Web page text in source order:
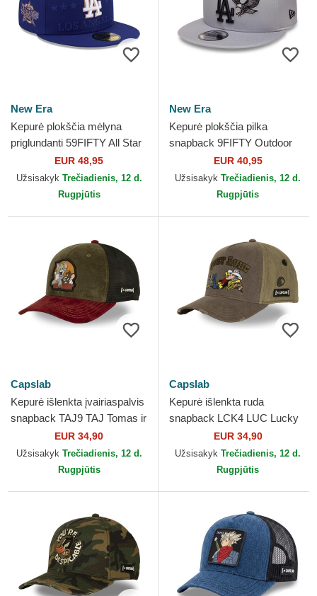
New Era
Kepurė plokščia mėlyna
priglundanti 59FIFTY All Star
Game Los Angeles Dodgers
MLB New Era
EUR 48,95
Užsisakyk Trečiadienis, 12 d.
Rugpjūtis
New Era
Kepurė plokščia pilka
snapback 9FIFTY Outdoor
Icon Los Angeles Dodgers
MLB New Era
EUR 40,95
Užsisakyk Trečiadienis, 12 d.
Rugpjūtis
Capslab
Kepurė išlenkta įvairiaspalvis
snapback TAJ9 TAJ Tomas ir
Džeris Looney Tunes
Capslab
EUR 34,90
Užsisakyk Trečiadienis, 12 d.
Rugpjūtis
Capslab
Kepurė išlenkta ruda
snapback LCK4 LUC Lucky
Luke CapslabEUR 34,90
Užsisakyk Trečiadienis, 12 d.
Rugpjūtis